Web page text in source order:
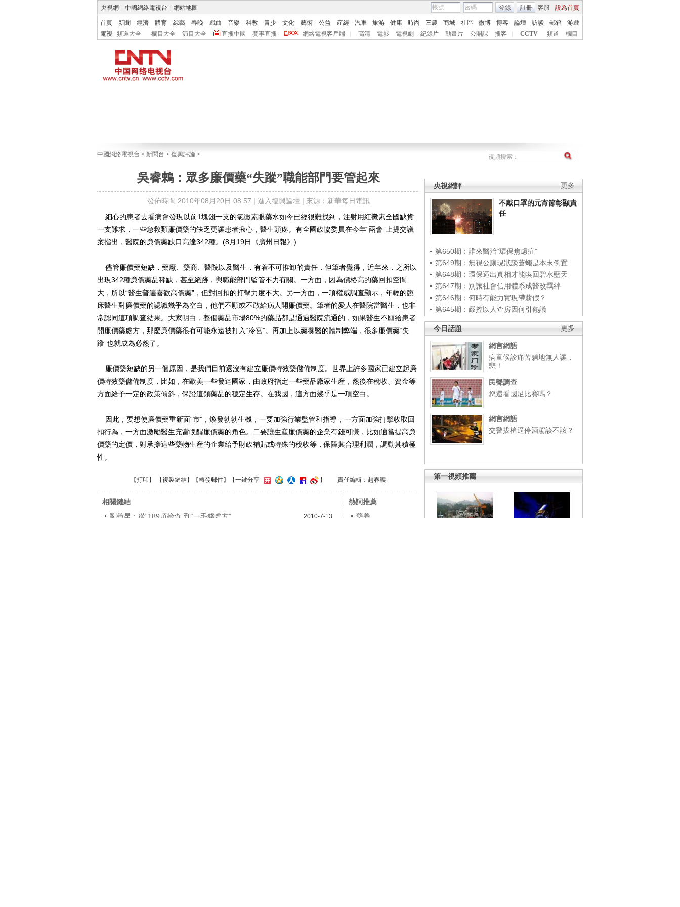
央視網 中國網絡電視台 網站地圖 客服 設為首頁
登錄 註冊
首頁 新聞 經濟 體育 綜藝 春晚 戲曲 音樂 科教 青少 文化 藝術 公益 産經 汽車 旅游 健康 時尚 三農 商城 社區 微博 博客 論壇 訪談 郵箱
游戲
電視
頻道大全 欄目大全 節目大全 直播中國 賽事直播 網絡電視客戶端 高清 電影 電視劇 紀錄片 動畫片 公開課 播客 CCTV 頻道 欄目
中國網絡電視台 > 新聞台 > 復興評論 >
吳睿鶇：眾多廉價藥“失蹤”職能部門要管起來
發佈時間:2010年08月20日 08:57 | 進入復興論壇 | 來源：新華每日電訊
更多
央視網評
不戴口罩的元宵節彰顯責
任
第650期：誰來醫治“環保焦慮症”
第649期：無視公廁現狀談蒼蠅是本末倒置
第648期：環保逼出真相才能喚回碧水藍天
第647期：別讓社會信用體系成醫改羈絆
第646期：何時有能力實現帶薪假？
第645期：嚴控以人查房因何引熱議
更多
今日話題
網言網語
病童候診痛苦躺地無人讓，
悲！
民聲調查
您還看國足比賽嗎？
網言網語
交警拔槍逼停酒駕該不該？
第一視頻推薦
細心的患者去看病會發現以前1塊錢一支的氯黴素眼藥水如今已經很難找到，注射用紅黴素全國缺貨
一支難求，一些急救類廉價藥的缺乏更讓患者揪心，醫生頭疼。有全國政協委員在今年“兩會”上提交議
案指出，醫院的廉價藥缺口高達342種。(8月19日《廣州日報》)
儘管廉價藥短缺，藥廠、藥商、醫院以及醫生，有着不可推卸的責任，但筆者覺得，近年來，之所以
出現342種廉價藥品稀缺，甚至絕跡，與職能部門監管不力有關。一方面，因為價格高的藥回扣空間
大，所以“醫生普遍喜歡高價藥”，但對回扣的打擊力度不大。另一方面，一項權威調查顯示，年輕的臨
床醫生對廉價藥的認識幾乎為空白，他們不願或不敢給病人開廉價藥。筆者的愛人在醫院當醫生，也非
常認同這項調查結果。大家明白，整個藥品市場80%的藥品都是通過醫院流通的，如果醫生不願給患者
開廉價藥處方，那麼廉價藥很有可能永遠被打入“冷宮”。再加上以藥養醫的體制弊端，很多廉價藥“失
蹤”也就成為必然了。
廉價藥短缺的另一個原因，是我們目前還沒有建立廉價特效藥儲備制度。世界上許多國家已建立起廉
價特效藥儲備制度，比如，在歐美一些發達國家，由政府指定一些藥品廠家生産，然後在稅收、資金等
方面給予一定的政策傾斜，保證這類藥品的穩定生存。在我國，這方面幾乎是一項空白。
因此，要想使廉價藥重新面“市”，煥發勃勃生機，一要加強行業監管和指導，一方面加強打擊收取回
扣行為，一方面激勵醫生充當喚醒廉價藥的角色。二要讓生産廉價藥的企業有錢可賺，比如適當提高廉
價藥的定價，對承擔這些藥物生産的企業給予財政補貼或特殊的稅收等，保障其合理利潤，調動其積極
性。
【打印 】 【複製鏈結】【轉發郵件】 【一鍵分享 】 責任編輯：趙春曉
相關鏈結
劉義昆：從“189項檢查”到“一毛錢處方”
2010-7-13
熱詞推薦
藥養